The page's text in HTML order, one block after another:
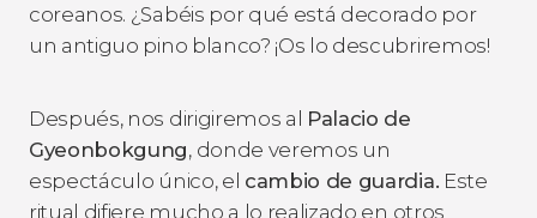
coreanos. ¿Sabéis por qué está decorado por
un antiguo pino blanco? ¡Os lo descubriremos!
Después, nos dirigiremos al Palacio de
Gyeonbokgung, donde veremos un
espectáculo único, el cambio de guardia. Este
ritual difiere mucho a lo realizado en otros